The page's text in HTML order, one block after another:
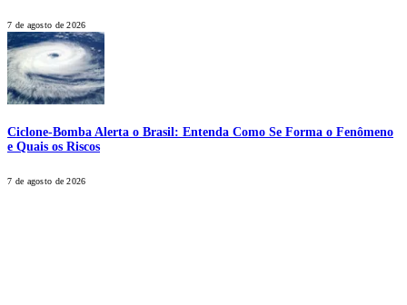
7 de agosto de 2026
Ciclone-Bomba Alerta o Brasil: Entenda Como Se Forma o Fenômeno
e Quais os Riscos
7 de agosto de 2026